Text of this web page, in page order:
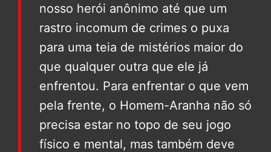
nosso herói anônimo até que um
rastro incomum de crimes o puxa
para uma teia de mistérios maior do
que qualquer outra que ele já
enfrentou. Para enfrentar o que vem
pela frente, o Homem-Aranha não só
precisa estar no topo de seu jogo
físico e mental, mas também deve